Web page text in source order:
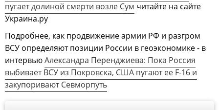
пугает долиной смерти возле Сум читайте на сайте
Украина.ру
Подробнее, как продвижение армии РФ и разгром
ВСУ определяют позиции России в геоэкономике - в
интервьюАлександра Перенджиева: Пока Россия
выбивает ВСУ из Покровска, США пугают ее F-16 и
закупоривают Севморпуть